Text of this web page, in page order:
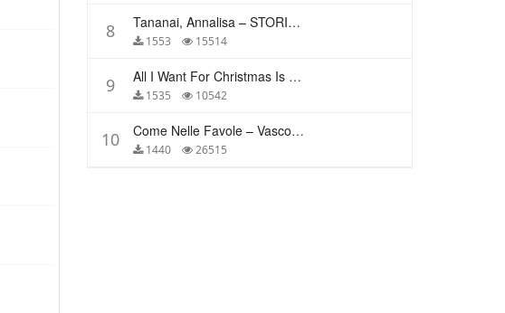
8 Tananai, Annalisa – STORIE BREVI
1553 15514
9 All I Want For Christmas Is You – Mariah Carey
1535 10542
10 Come Nelle Favole – Vasco Rossi
1440 26515